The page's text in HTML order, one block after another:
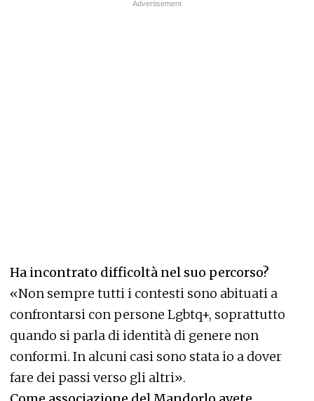
Ha incontrato difficoltà nel suo percorso?
«Non sempre tutti i contesti sono abituati a
confrontarsi con persone Lgbtq+, soprattutto
quando si parla di identità di genere non
conformi. In alcuni casi sono stata io a dover
fare dei passi verso gli altri».